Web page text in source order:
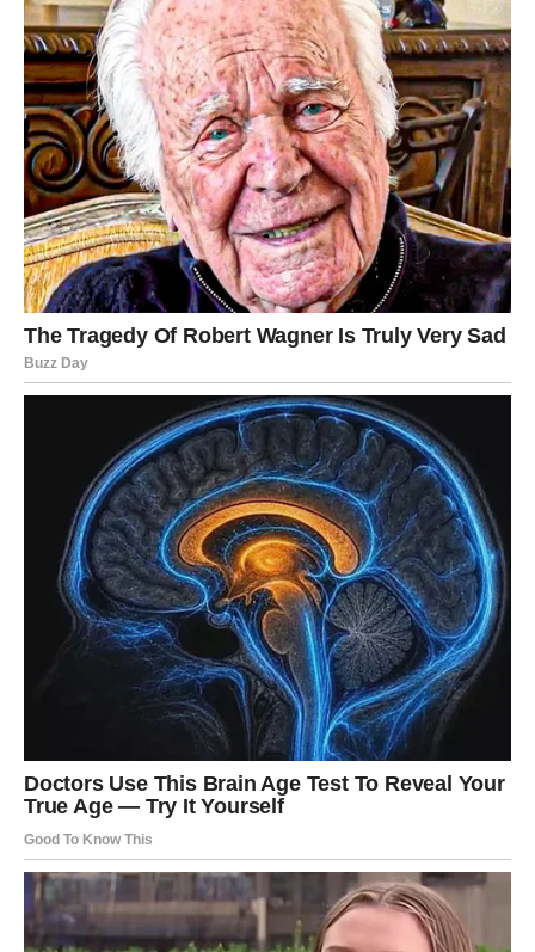
Otpustite staru bol i negativna
uvjerenja
Ono što je bilo, neka ostane iza vas.
Prihvatite nove prilike
Čak i ako se pojave neočekivano, one su poslane da vam
poboljšaju život.
Njegujte unutarnji mir
Ovo je razdoblje za povratak ravnoteže.
Zaključak: Vođeni,
zaštićeni i blagoslovljeni
Rakovi i Ribe ulaze u jedno od najpovoljnijih razdoblja u
posljednjih nekoliko godina. Univerzum vam pruža zaštitu,
anđeli vas vode, a život se konačno vraća u tok koji ste dugo
Vrijeme je da primite ono što ste zaslužili.
Mir, ljubav, stabilnost i ostvarenje snova sada su nadohvat
ruke.